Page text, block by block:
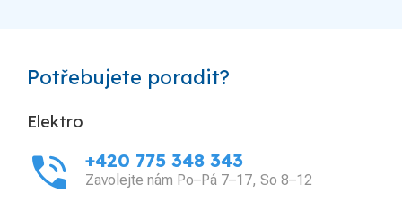
Potřebujete poradit?
Elektro
phone_in_talk +420 775 348 343
Zavolejte nám Po–Pá 7–17, So 8–12